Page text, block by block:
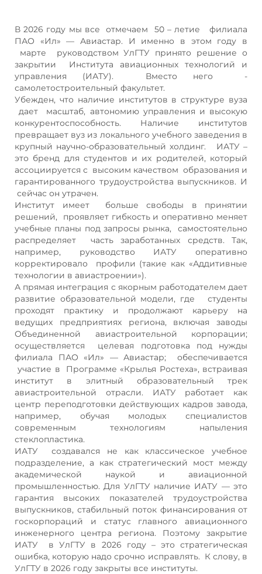
В 2026 году мы все отмечаем 50 – летие филиала
ПАО «Ил» — Авиастар. И именно в этом году в
марте руководством УлГТУ принято решение о
закрытии Института авиационных технологий и
управления (ИАТУ). Вместо него -
самолетостроительный факультет.
Убежден, что наличие институтов в структуре вуза
дает масштаб, автономию управления и высокую
конкурентоспособность. Наличие институтов
превращает вуз из локального учебного заведения в
крупный научно-образовательный холдинг. ИАТУ –
это бренд для студентов и их родителей, который
ассоциируется с высоким качеством образования и
гарантированного трудоустройства выпускников. И
сейчас он утрачен.
Институт имеет больше свободы в принятии
решений, проявляет гибкость и оперативно меняет
учебные планы под запросы рынка, самостоятельно
распределяет часть заработанных средств. Так,
например, руководство ИАТУ оперативно
корректировало профили (такие как «Аддитивные
технологии в авиастроении»).
А прямая интеграция с якорным работодателем дает
развитие образовательной модели, где студенты
проходят практику и продолжают карьеру на
ведущих предприятиях региона, включая заводы
Объединенной авиастроительной корпорации;
осуществляется целевая подготовка под нужды
филиала ПАО «Ил» — Авиастар; обеспечивается
участие в Программе «Крылья Ростеха», встраивая
институт в элитный образовательный трек
авиастроительной отрасли. ИАТУ работает как
центр переподготовки действующих кадров завода,
например, обучая молодых специалистов
современным технологиям напыления
стеклопластика.
ИАТУ создавался не как классическое учебное
подразделение, а как стратегический мост между
академической наукой и авиационной
промышленностью. Для УлГТУ наличие ИАТУ — это
гарантия высоких показателей трудоустройства
выпускников, стабильный поток финансирования от
госкорпораций и статус главного авиационного
инженерного центра региона. Поэтому закрытие
ИАТУ в УлГТУ в 2026 году – это стратегическая
ошибка, которую надо срочно исправлять. К слову, в
УлГТУ в 2026 году закрыты все институты.